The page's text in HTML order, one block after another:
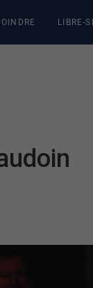
LIBRE-